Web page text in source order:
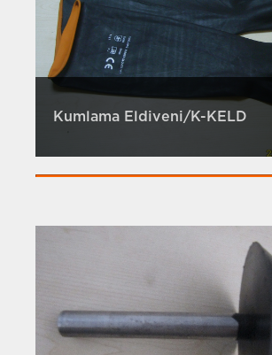
Kumlama Eldiveni/K-KELD